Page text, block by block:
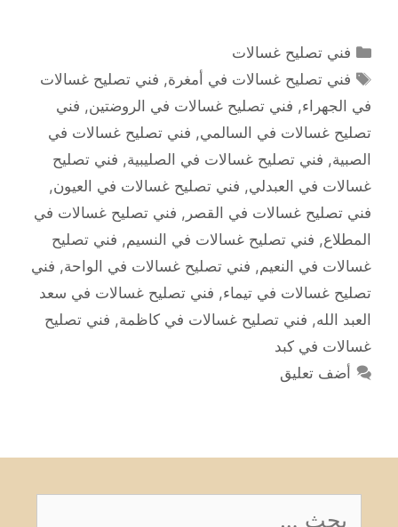
التصنيفات
فني تصليح غسالات
الوسوم
فني تصليح غسالات في أمغرة, فني تصليح غسالات
في الجهراء, فني تصليح غسالات في الروضتين, فني
تصليح غسالات في السالمي, فني تصليح غسالات في
الصبية, فني تصليح غسالات في الصليبية, فني تصليح
غسالات في العبدلي, فني تصليح غسالات في العيون,
فني تصليح غسالات في القصر , فني تصليح غسالات في
المطلاع, فني تصليح غسالات في النسيم, فني تصليح
غسالات في النعيم, فني تصليح غسالات في الواحة, فني
تصليح غسالات في تيماء, فني تصليح غسالات في سعد
العبد الله, فني تصليح غسالات في كاظمة, فني تصليح
غسالات في كبد
أضف تعليق